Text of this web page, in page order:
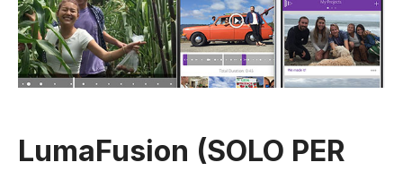
LumaFusion (SOLO PER